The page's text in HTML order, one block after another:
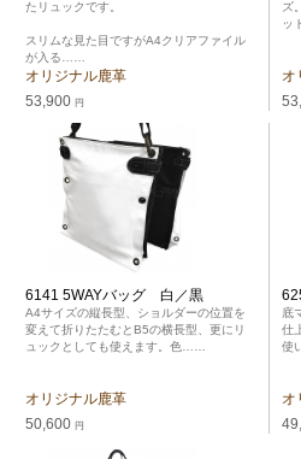
たリュックです。
スリムな見た目ですがA4クリアファイル
が入る……
オリジナル鹿革
53,900 円
ズ
ッ
オ
6141 5WAYバッグ 白／黒
A4サイズの縦長型、ショルダーの位置を
変えて折りたたむとB5の横長型、更にリ
ュックとしても使えます。色……
オリジナル鹿革
50,600 円
底
仕
使
オ